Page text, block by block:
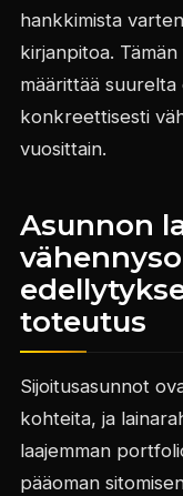
hankkimista
kirjanpitoa.
määrittää suurelta
konkreettisesti
vuosittain.
Asunnon
toteutus
Sijoitusasunnot
kohteita, ja
laajemman
pääoman